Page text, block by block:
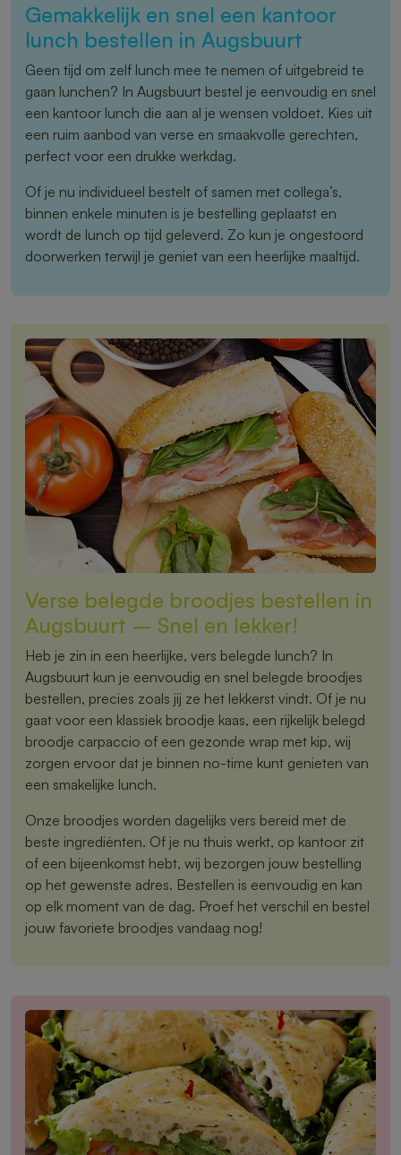
Gemakkelijk en snel een kantoor
lunch bestellen in Augsbuurt
Geen tijd om zelf lunch mee te nemen of uitgebreid te
gaan lunchen? In Augsbuurt bestel je eenvoudig en snel
een kantoor lunch die aan al je wensen voldoet. Kies uit
een ruim aanbod van verse en smaakvolle gerechten,
perfect voor een drukke werkdag.
Of je nu individueel bestelt of samen met collega’s,
binnen enkele minuten is je bestelling geplaatst en
wordt de lunch op tijd geleverd. Zo kun je ongestoord
doorwerken terwijl je geniet van een heerlijke maaltijd.
Verse belegde broodjes bestellen in
Augsbuurt – Snel en lekker!
Heb je zin in een heerlijke, vers belegde lunch? In
Augsbuurt kun je eenvoudig en snel belegde broodjes
bestellen, precies zoals jij ze het lekkerst vindt. Of je nu
gaat voor een klassiek broodje kaas, een rijkelijk belegd
broodje carpaccio of een gezonde wrap met kip, wij
zorgen ervoor dat je binnen no-time kunt genieten van
een smakelijke lunch.
Onze broodjes worden dagelijks vers bereid met de
beste ingrediënten. Of je nu thuis werkt, op kantoor zit
of een bijeenkomst hebt, wij bezorgen jouw bestelling
op het gewenste adres. Bestellen is eenvoudig en kan
op elk moment van de dag. Proef het verschil en bestel
jouw favoriete broodjes vandaag nog!